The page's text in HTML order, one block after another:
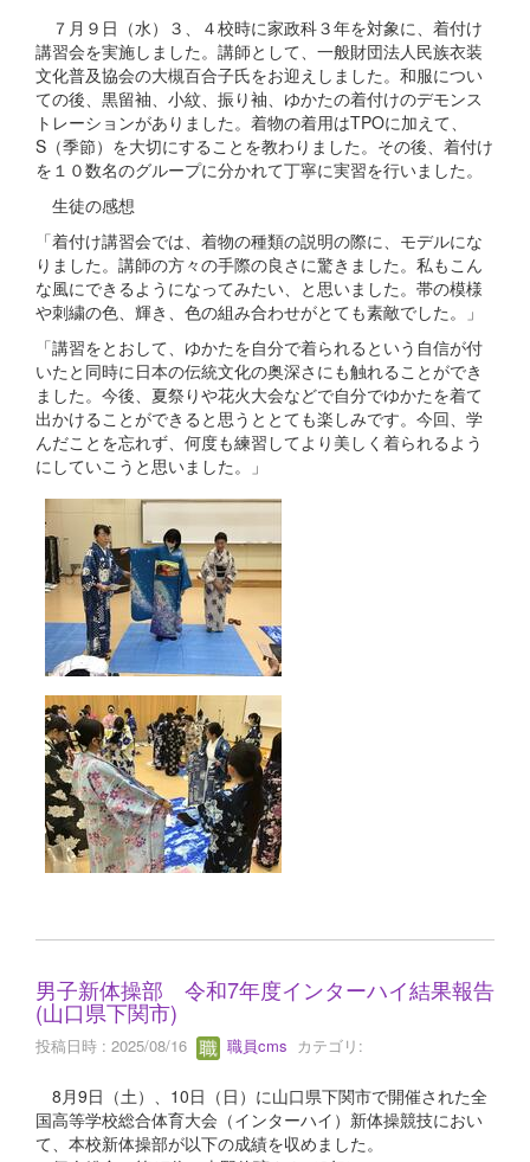
７月９日（水）３、４校時に家政科３年を対象に、着付け
講習会を実施しました。講師として、一般財団法人民族衣装
文化普及協会の大槻百合子氏をお迎えしました。和服につい
ての後、黒留袖、小紋、振り袖、ゆかたの着付けのデモンス
トレーションがありました。着物の着用はTPOに加えて、
S（季節）を大切にすることを教わりました。その後、着付け
を１０数名のグループに分かれて丁寧に実習を行いました。
生徒の感想
「着付け講習会では、着物の種類の説明の際に、モデルにな
りました。講師の方々の手際の良さに驚きました。私もこん
な風にできるようになってみたい、と思いました。帯の模様
や刺繍の色、輝き、色の組み合わせがとても素敵でした。」
「講習をとおして、ゆかたを自分で着られるという自信が付
いたと同時に日本の伝統文化の奥深さにも触れることができ
ました。今後、夏祭りや花火大会などで自分でゆかたを着て
出かけることができると思うととても楽しみです。今回、学
んだことを忘れず、何度も練習してより美しく着られるよう
にしていこうと思いました。」
男子新体操部 令和7年度インターハイ結果報告
(山口県下関市)
投稿日時 : 2025/08/16 職員cms カテゴリ:
8月9日（土）、10日（日）に山口県下関市で開催された全
国高等学校総合体育大会（インターハイ）新体操競技におい
て、本校新体操部が以下の成績を収めました。